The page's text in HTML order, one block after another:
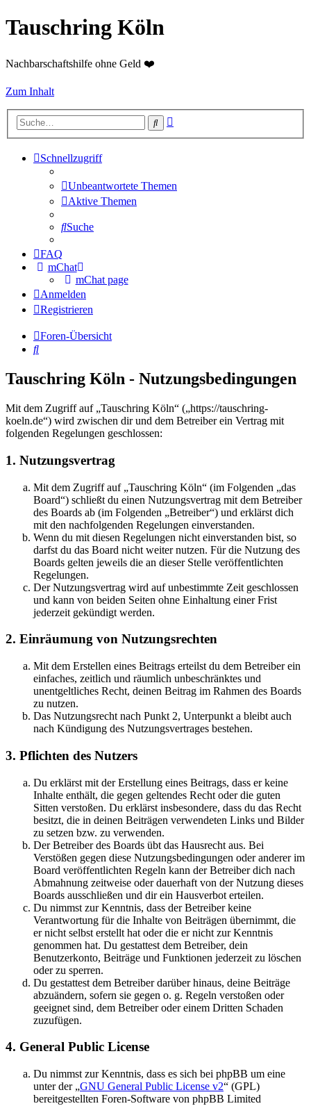
Tauschring Köln
Nachbarschaftshilfe ohne Geld ❤️
Zum Inhalt
Suche
Schnellzugriff
Unbeantwortete Themen
Aktive Themen
Suche
FAQ
mChat
mChat page
Anmelden
Registrieren
Foren-Übersicht
Suche
Tauschring Köln - Nutzungsbedingungen
Mit dem Zugriff auf „Tauschring Köln“ („https://tauschring-
koeln.de“) wird zwischen dir und dem Betreiber ein Vertrag mit
folgenden Regelungen geschlossen:
1. Nutzungsvertrag
Mit dem Zugriff auf „Tauschring Köln“ (im Folgenden „das
Board“) schließt du einen Nutzungsvertrag mit dem Betreiber
des Boards ab (im Folgenden „Betreiber“) und erklärst dich
mit den nachfolgenden Regelungen einverstanden.
Wenn du mit diesen Regelungen nicht einverstanden bist, so
darfst du das Board nicht weiter nutzen. Für die Nutzung des
Boards gelten jeweils die an dieser Stelle veröffentlichten
Regelungen.
Der Nutzungsvertrag wird auf unbestimmte Zeit geschlossen
und kann von beiden Seiten ohne Einhaltung einer Frist
jederzeit gekündigt werden.
2. Einräumung von Nutzungsrechten
Mit dem Erstellen eines Beitrags erteilst du dem Betreiber ein
einfaches, zeitlich und räumlich unbeschränktes und
unentgeltliches Recht, deinen Beitrag im Rahmen des Boards
zu nutzen.
Das Nutzungsrecht nach Punkt 2, Unterpunkt a bleibt auch
nach Kündigung des Nutzungsvertrages bestehen.
3. Pflichten des Nutzers
Du erklärst mit der Erstellung eines Beitrags, dass er keine
Inhalte enthält, die gegen geltendes Recht oder die guten
Sitten verstoßen. Du erklärst insbesondere, dass du das Recht
besitzt, die in deinen Beiträgen verwendeten Links und Bilder
zu setzen bzw. zu verwenden.
Der Betreiber des Boards übt das Hausrecht aus. Bei
Verstößen gegen diese Nutzungsbedingungen oder anderer im
Board veröffentlichten Regeln kann der Betreiber dich nach
Abmahnung zeitweise oder dauerhaft von der Nutzung dieses
Boards ausschließen und dir ein Hausverbot erteilen.
Du nimmst zur Kenntnis, dass der Betreiber keine
Verantwortung für die Inhalte von Beiträgen übernimmt, die
er nicht selbst erstellt hat oder die er nicht zur Kenntnis
genommen hat. Du gestattest dem Betreiber, dein
Benutzerkonto, Beiträge und Funktionen jederzeit zu löschen
oder zu sperren.
Du gestattest dem Betreiber darüber hinaus, deine Beiträge
abzuändern, sofern sie gegen o. g. Regeln verstoßen oder
geeignet sind, dem Betreiber oder einem Dritten Schaden
zuzufügen.
4. General Public License
Du nimmst zur Kenntnis, dass es sich bei phpBB um eine
unter der „GNU General Public License v2“ (GPL)
bereitgestellten Foren-Software von phpBB Limited